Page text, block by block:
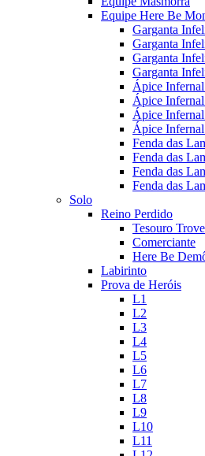
Equipe Here Be
Garganta
Garganta
Garganta
Garganta
Ápice
Ápice
Ápice
Ápice
Fenda das
Fenda das
Fenda das
Fenda das
Solo
Reino Perdido
Tesouro Trove
Comerciante
Here Be
Labirinto
Prova de Heróis
L1
L2
L3
L4
L5
L6
L7
L8
L9
L10
L11